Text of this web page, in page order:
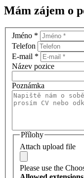
Mám zájem o
Jméno *
Telefon
E-mail *
Název pozice
Poznámka
Přílohy
Attach upload file
Please use the